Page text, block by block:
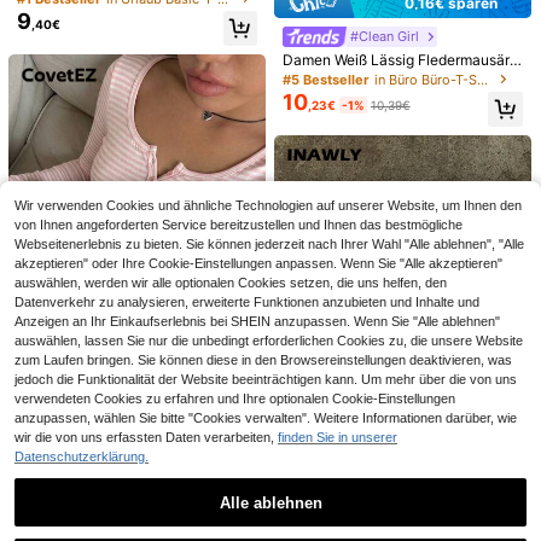
21
#Oversized Fits
MUSERA Weicher, oversized Rundh
alsausschnitt T-Shirt, lässige Kapse
lgarderobe, Everyday Oversized Te
e, Flughafen, Rückkehr zur Schule,
Frühling Sommer Urlaub
#2 Bestseller
12
21
Poéselle
stische Alltagskurzhose mit Spitzen
einsätzen
15,99€
mit geraffter Taille, geeignet für Allt
ag, Schule, Strand, Urlaub und Zuh
hetik
9 ,40€
20
0,31€ sparen
CovetEZ
CovetEZ Damen Baumwoll-Mischu
ng Rosa gestreiftes Halb-Reißversc
10,18€ -2% 10,49€
#Clean Girl
Damen Weiß Lässig Fledermausärm
el Tailliertes Kurzes T-Shirt, geeign
et für den täglichen Gebrauch, Her
bst/Winter, Ausflug Top
#5 Bestseller in Büro Büro-T-Shirts
10 ,23€ -1% 10,39€
INAWLY Damen Lässig T-Shirt mit
Kirschblüten Muster, Rundhalsauss
chnitt, Kurzarm, Sommer
9
Wir verwenden Cookies und ähnliche Technologien auf unserer Website, um Ihnen den
von Ihnen angeforderten Service bereitzustellen und Ihnen das bestmögliche
Webseitenerlebnis zu bieten. Sie können jederzeit nach Ihrer Wahl "Alle ablehnen", "Alle
akzeptieren" oder Ihre Cookie-Einstellungen anpassen. Wenn Sie "Alle akzeptieren"
auswählen, werden wir alle optionalen Cookies setzen, die uns helfen, den
Datenverkehr zu analysieren, erweiterte Funktionen anzubieten und Inhalte und
Anzeigen an Ihr Einkaufserlebnis bei SHEIN anzupassen. Wenn Sie "Alle ablehnen"
auswählen, lassen Sie nur die unbedingt erforderlichen Cookies zu, die unsere Website
zum Laufen bringen. Sie können diese in den Browsereinstellungen deaktivieren, was
jedoch die Funktionalität der Website beeinträchtigen kann. Um mehr über die von uns
verwendeten Cookies zu erfahren und Ihre optionalen Cookie-Einstellungen
anzupassen, wählen Sie bitte "Cookies verwalten". Weitere Informationen darüber, wie
wir die von uns erfassten Daten verarbeiten, finden Sie in unserer
Datenschutzerklärung.
Alle ablehnen